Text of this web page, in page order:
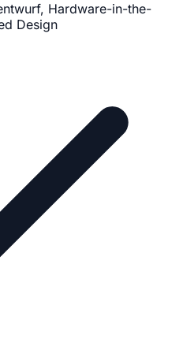
Hardware-in-the-
Design